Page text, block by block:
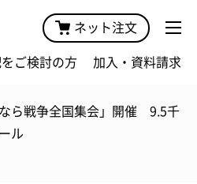
ネット注文
ご検討の方 加入・資料請求
なら戦争全国集会」開催 9.5千
ル